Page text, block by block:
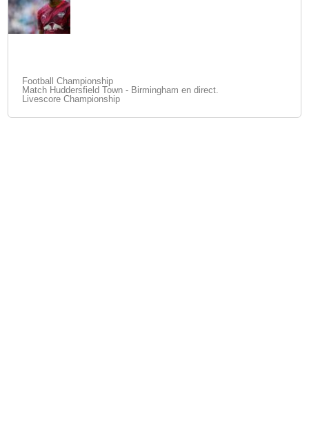
Football Championship
Match Huddersfield Town - Birmingham en direct.
Livescore Championship